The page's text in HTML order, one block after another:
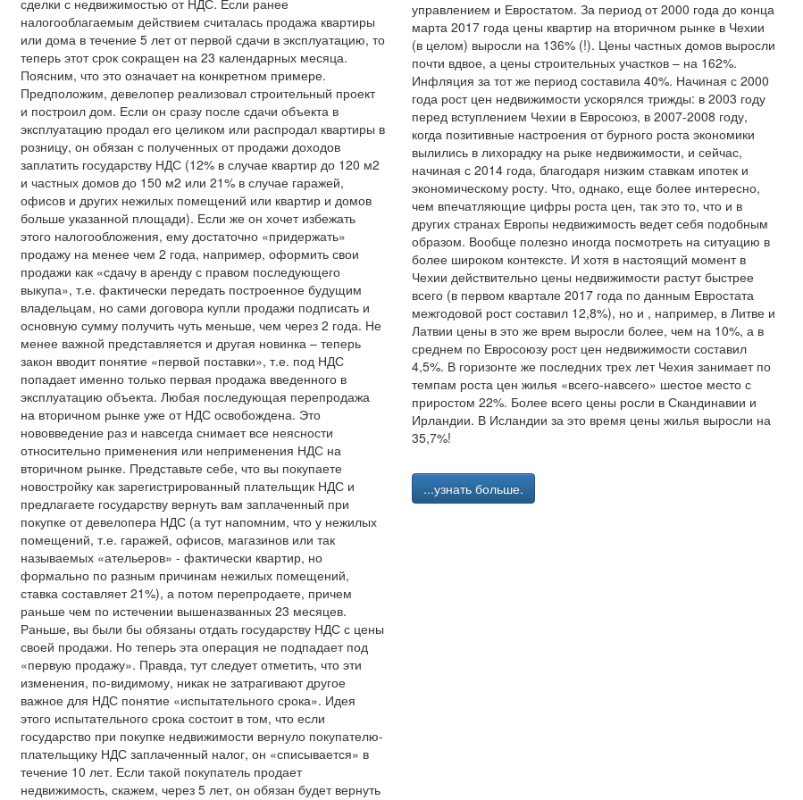
орошения, подключенной к большому
На участке имеется 4 парковочных места, вся
зеленой стеной. Вилла расположена на боковой
главной площади. Пос.Пругонице уже давно
востребованных жилых районов недалеко от
необходимые коммунальные услуги – от
международных школ и медицинских
доступность обеспечивается автомагистралью
добраться за 15 минут на пригородном
прогулок в нескольких минутах ходьбы
Дендрологический сад.
управлением и Евростатом. За период от 2000 года до конца
марта 2017 года цены квартир на вторичном рынке в Чехии
(в целом) выросли на 136% (!). Цены частных домов выросли
почти вдвое, а цены строительных участков – на 162%.
Инфляция за тот же период составила 40%. Начиная с 2000
года рост цен недвижимости ускорялся трижды: в 2003 году
перед вступлением Чехии в Евросоюз, в 2007-2008 году,
когда позитивные настроения от бурного роста экономики
вылились в лихорадку на рыке недвижимости, и сейчас,
начиная с 2014 года, благодаря низким ставкам ипотек и
экономическому росту. Что, однако, еще более интересно,
чем впечатляющие цифры роста цен, так это то, что и в
других странах Европы недвижимость ведет себя подобным
образом. Вообще полезно иногда посмотреть на ситуацию в
более широком контексте. И хотя в настоящий момент в
Чехии действительно цены недвижимости растут быстрее
всего (в первом квартале 2017 года по данным Евростата
межгодовой рост составил 12,8%), но и , например, в Литве и
Латвии цены в это же врем выросли более, чем на 10%, а в
среднем по Евросоюзу рост цен недвижимости составил
4,5%. В горизонте же последних трех лет Чехия занимает по
темпам роста цен жилья «всего-навсего» шестое место с
приростом 22%. Более всего цены росли в Скандинавии и
Ирландии. В Исландии за это время цены жилья выросли на
35,7%!
...узнать больше.